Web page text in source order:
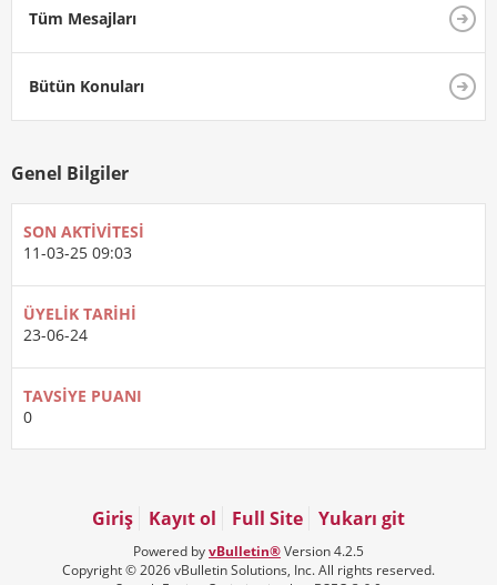
Tüm Mesajları
Bütün Konuları
Genel Bilgiler
SON AKTIVITESI
11-03-25 09:03
ÜYELIK TARIHI
23-06-24
TAVSIYE PUANI
0
Giriş Kayıt ol Full Site Yukarı git
Powered byvBulletin®Version 4.2.5
Copyright © 2026 vBulletin Solutions, Inc. All rights reserved.